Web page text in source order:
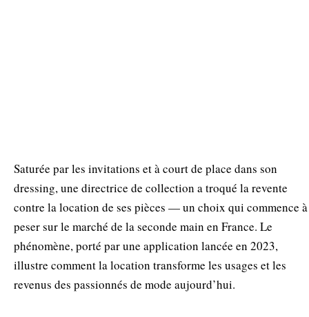
Saturée par les invitations et à court de place dans son
dressing, une directrice de collection a troqué la revente
contre la location de ses pièces — un choix qui commence à
peser sur le marché de la seconde main en France. Le
phénomène, porté par une application lancée en 2023,
illustre comment la location transforme les usages et les
revenus des passionnés de mode aujourd’hui.